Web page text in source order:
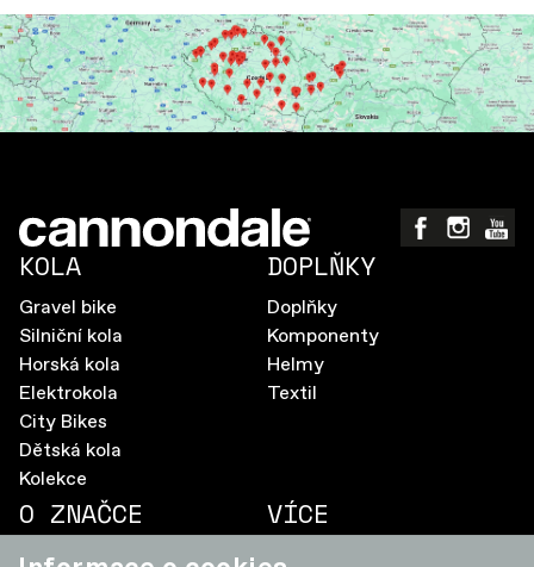
KOLA
Gravel bike
Silniční kola
Horská kola
Elektrokola
City Bikes
Dětská kola
Kolekce
DOPLŇKY
Doplňky
Komponenty
Helmy
Textil
O ZNAČCE
Aktualizace firmware
VÍCE